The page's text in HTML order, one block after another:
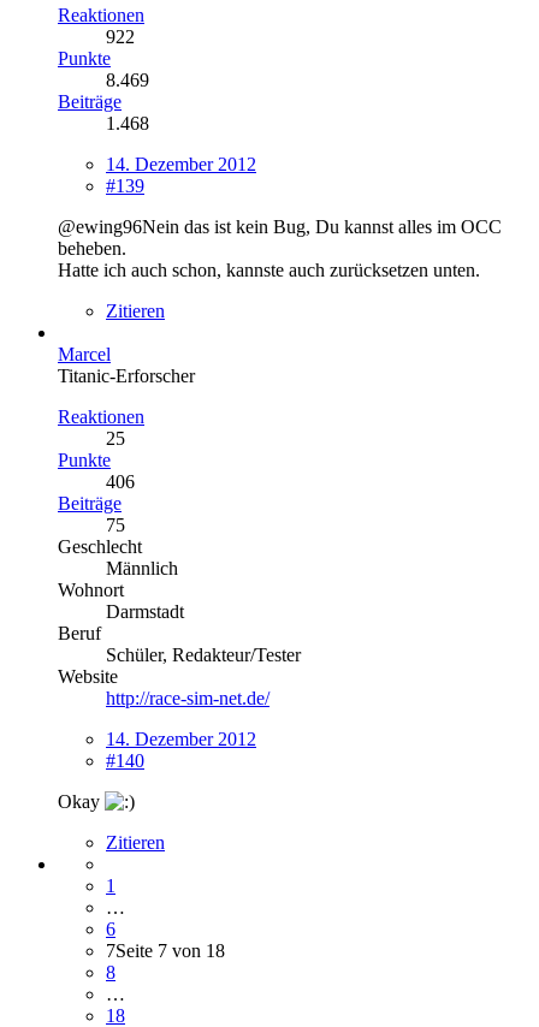
Reaktionen
922
Punkte
8.469
Beiträge
1.468
14. Dezember 2012
#139
@ewing96Nein das ist kein Bug, Du kannst alles im OCC
beheben.
Hatte ich auch schon, kannste auch zurücksetzen unten.
Zitieren
Marcel
Titanic-Erforscher
Reaktionen
25
Punkte
406
Beiträge
75
Geschlecht
Männlich
Wohnort
Darmstadt
Beruf
Schüler, Redakteur/Tester
Website
http://race-sim-net.de/
14. Dezember 2012
#140
Okay
Zitieren
1
…
6
7Seite 7 von 18
8
…
18